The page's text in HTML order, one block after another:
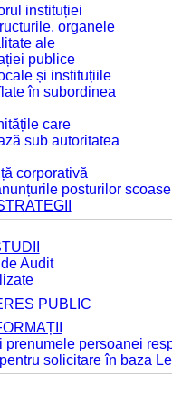
instituției
organele
ale
publice
și instituțiile
în subordinea
care
sub autoritatea
corporativă
posturilor
Audit
PUBLIC
prenumele persoanei
solicitare în baza